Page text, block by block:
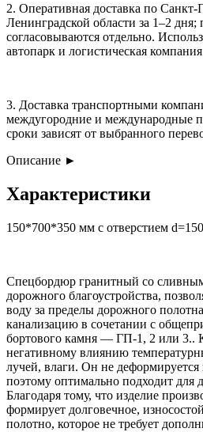
2. Оперативная доставка по Санкт-
Ленинградской области за 1–2
согласовываются отдельно.
автопарк и логистическая
3. Доставка транспортными
междугородние и международные
сроки зависят от выбранного
Описание ►
Характеристики
150*700*350 мм с отверстием
Спецбордюр гранитный со
дорожного благоустройства,
воду за пределы дорожного
канализацию в сочетании с
бортового камня — ГП-1, 2 или 3..
негативному влиянию
лучей, влаги. Он не деформируется
поэтому оптимально подходит для
Благодаря тому, что изделие
формирует долговечное,
полотно, которое не требует